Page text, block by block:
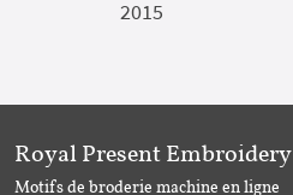
2015
Royal Present Embroidery
Motifs de broderie machine en ligne